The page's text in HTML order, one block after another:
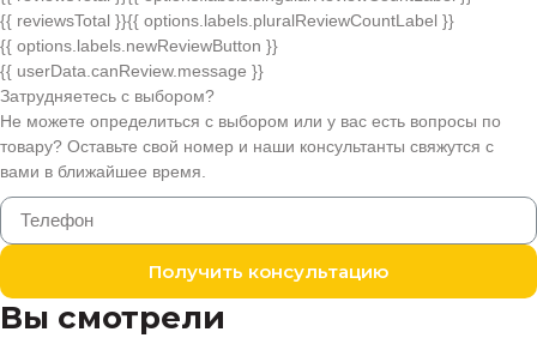
{{ reviewsTotal }}{{ options.labels.pluralReviewCountLabel }}
{{ options.labels.newReviewButton }}
{{ userData.canReview.message }}
Затрудняетесь с выбором?
Не можете определиться с выбором или у вас есть вопросы по
товару? Оставьте свой номер и наши консультанты свяжутся с
вами в ближайшее время.
Получить консультацию
Вы смотрели